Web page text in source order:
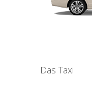
Das Taxi